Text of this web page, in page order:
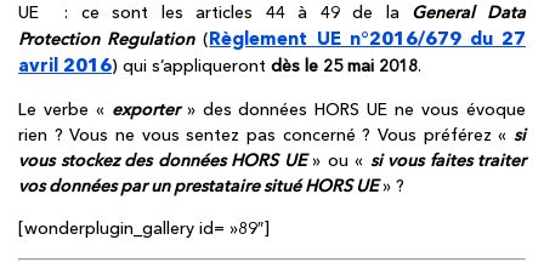
UE : ce sont les articles 44 à 49 de la General Data
Protection Regulation(Règlement UE n°2016/679 du 27
avril 2016) qui s’appliqueront dès le 25 mai 2018.
Le verbe « exporter» des données HORS UE ne vous évoque
rien ? Vous ne vous sentez pas concerné ? Vous préférez « si
vous stockez des données HORS UE» ou « si vous faites traiter
vos données par un prestataire situé HORS UE» ?
[wonderplugin_gallery id= »89″]